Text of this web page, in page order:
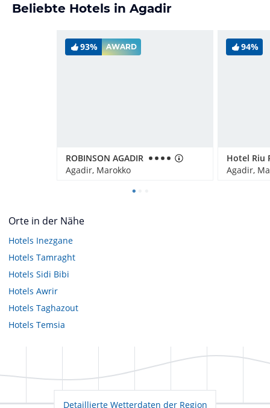
Beliebte Hotels in Agadir
93% AWARD
ROBINSON AGADIR
Agadir, Marokko
94%
Agadir,
Orte in der Nähe
Hotels Inezgane
Hotels Tamraght
Hotels Sidi Bibi
Hotels Awrir
Hotels Taghazout
Hotels Temsia
Detaillierte Wetterdaten der Region